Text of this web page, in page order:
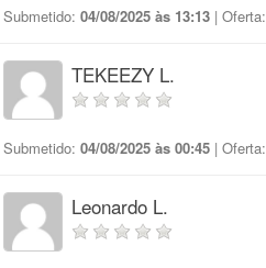
Submetido: 04/08/2025 às 13:13 | Oferta:
TEKEEZY L.
Submetido: 04/08/2025 às 00:45 | Oferta:
Leonardo L.